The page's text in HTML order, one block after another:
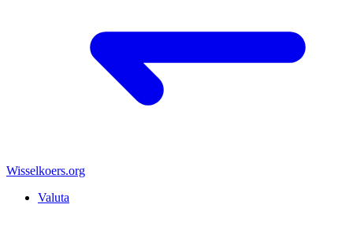
Wisselkoers.org
Valuta